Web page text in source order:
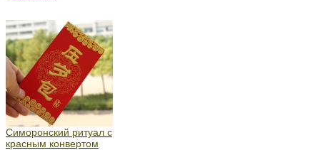
Симоронский ритуал с
красным конвертом